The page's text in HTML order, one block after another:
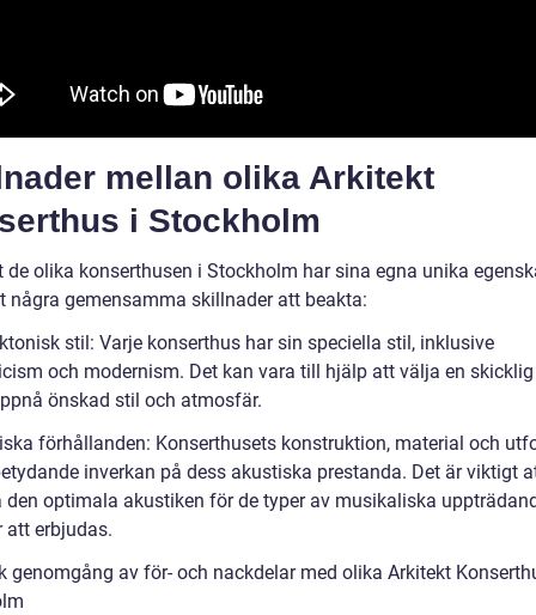
mellan olika Arkitekt
i Stockholm
de olika konserthusen i Stockholm har sina egna unika
några gemensamma skillnader att beakta:
stil: Varje konserthus har sin speciella stil, inklusive
och modernism. Det kan vara till hjälp att välja en
önskad stil och atmosfär.
förhållanden: Konserthusets konstruktion, material och
inverkan på dess akustiska prestanda. Det är viktigt
den optimala akustiken för de typer av musikaliska
att erbjudas.
genomgång av för- och nackdelar med olika Arkitekt